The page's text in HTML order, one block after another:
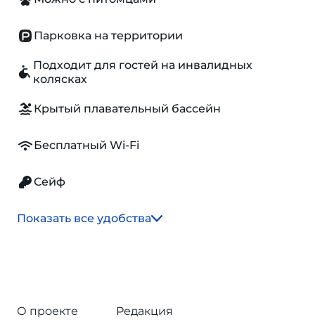
Парковка на территории
Подходит для гостей на инвалидных
колясках
Крытый плавательный бассейн
Бесплатный Wi-Fi
Сейф
Показать все удобства
О проекте
Редакция